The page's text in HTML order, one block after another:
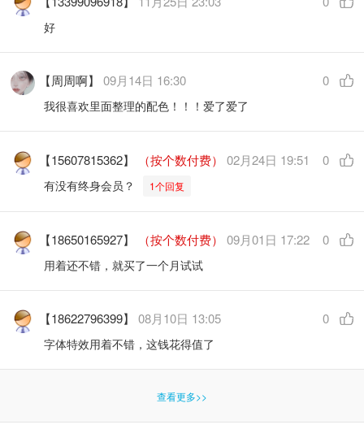
好
【周周啊】09月14日 16:30 0
我很喜欢里面整理的配色！！！爱了爱了
【15607815362】 （按个数付费） 02月24日 19:51 0
有没有终身会员？ 1个回复
【18650165927】 （按个数付费） 09月01日 17:22 0
用着还不错，就买了一个月试试
【18622796399】08月10日 13:05 0
字体特效用着不错，这钱花得值了
查看更多>>